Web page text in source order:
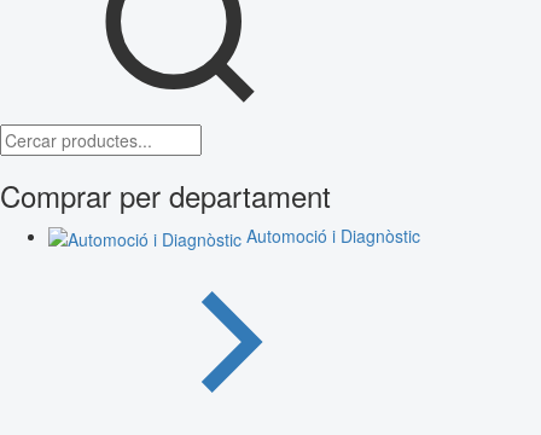
Comprar per departament
Automoció i Diagnòstic